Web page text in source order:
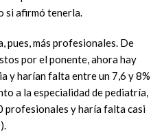
si afirmó tenerla.
pues, más profesionales. De
por el ponente, ahora hay
y harían falta entre un 7,6 y 8%
a la especialidad de pediatría,
profesionales y haría falta casi